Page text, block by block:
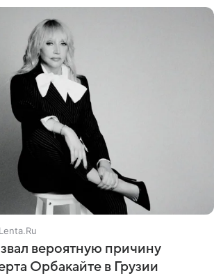
Lenta.Ru
вероятную причину
Орбакайте в Грузии